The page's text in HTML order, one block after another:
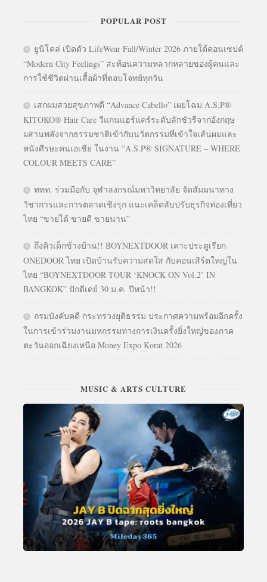
POPULAR POST
ยูนิโคล่ เปิดตัว LifeWear Fall/Winter 2026 ภายใต้คอนเซปต์
“Modern City Feelings” สะท้อนความหลากหลายของผู้คนและ
การใช้ชีวิตผ่านเสื้อผ้าที่ตอบโจทย์ทุกวัน
เสกผมสวยสุขภาพดี “Advance Cabello” เผยโฉม A.S.P®
KITOKO® Hair Care วีแกนแฮร์แคร์ระดับลักชัวรีจากอังกฤษ
ผสานพลังจากธรรมชาติเข้ากับนวัตกรรมที่เข้าใจเส้นผมและ
หนังศีรษะคนเอเชีย ในงาน “A.S.P® SIGNATURE – WHERE
COLOUR MEETS CARE”
ททท. ร่วมมือกับ จุฬาลงกรณ์มหาวิทยาลัย จัดสัมมนาทาง
วิชาการและการตลาดเชิงรุก แนะเคล็ดลับปรับธุรกิจท่องเที่ยว
ไทย “ขายได้ ขายดี ขายนาน”
ถึงคิวเด็กข้างบ้าน!! BOYNEXTDOOR เคาะประตูเรียก
ONEDOOR ไทย เปิดบ้านรับความสดใส กับคอนเสิร์ตใหญ่ใน
ไทย “BOYNEXTDOOR TOUR ‘KNOCK ON Vol.2’ IN
BANGKOK” ปักดีเดย์ 30 ม.ค. ปีหน้า!!
กรมบังคับคดี กระทรวงยุติธรรม ประกาศความพร้อมอีกครั้ง
ในการเข้าร่วมงานมหกรรมทางการเงินครั้งยิ่งใหญ่ของภาค
ตะวันออกเฉียงเหนือ Money Expo Korat 2026
MUSIC & ARTS CULTURE